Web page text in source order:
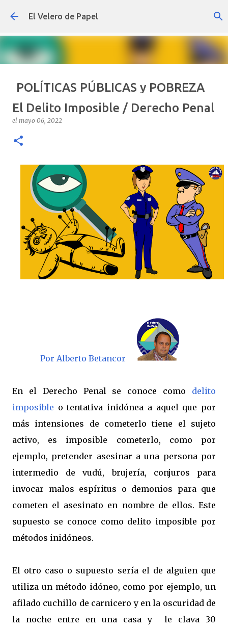
Ir al contenido principal
El Velero de Papel
POLÍTICAS PÚBLICAS y POBREZA
POR ARTURO MOLINA
el septiembre 22, 2024
El Delito Imposible / Derecho Penal
el mayo 06, 2022
Por Alberto Betancor
En el Derecho Penal se conoce como delito
imposible o tentativa inidónea a aquel que por
más intensiones de cometerlo tiene el sujeto
activo, es imposible cometerlo, como por
ejemplo, pretender asesinar a una persona por
intermedio de vudú, brujería, conjuros para
invocar malos espíritus o demonios para que
cometen el asesinato en nombre de ellos. Este
supuesto se conoce como delito imposible por
métodos inidóneos.
El otro caso o supuesto sería el de alguien que
utiliza un método idóneo, como por ejemplo, un
afilado cuchillo de carnicero y en la oscuridad de
la noche entre en una casa y le clava 30